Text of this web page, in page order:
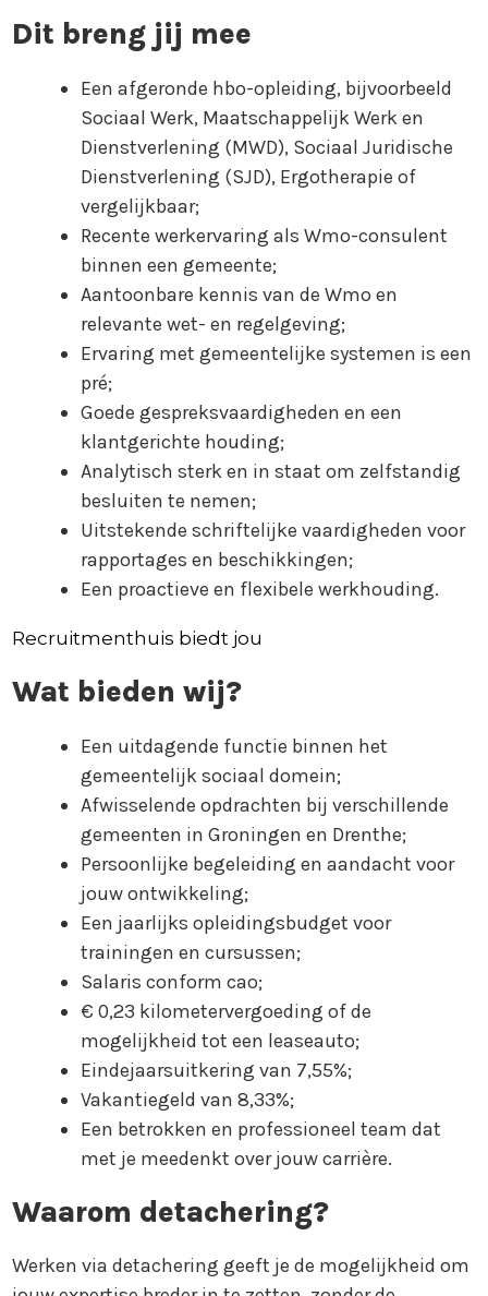
Dit breng jij mee
Een afgeronde hbo-opleiding, bijvoorbeeld
Sociaal Werk, Maatschappelijk Werk en
Dienstverlening (MWD), Sociaal Juridische
Dienstverlening (SJD), Ergotherapie of
vergelijkbaar;
Recente werkervaring als Wmo-consulent
binnen een gemeente;
Aantoonbare kennis van de Wmo en
relevante wet- en regelgeving;
Ervaring met gemeentelijke systemen is een
pré;
Goede gespreksvaardigheden en een
klantgerichte houding;
Analytisch sterk en in staat om zelfstandig
besluiten te nemen;
Uitstekende schriftelijke vaardigheden voor
rapportages en beschikkingen;
Een proactieve en flexibele werkhouding.
Recruitmenthuis biedt jou
Wat bieden wij?
Een uitdagende functie binnen het
gemeentelijk sociaal domein;
Afwisselende opdrachten bij verschillende
gemeenten in Groningen en Drenthe;
Persoonlijke begeleiding en aandacht voor
jouw ontwikkeling;
Een jaarlijks opleidingsbudget voor
trainingen en cursussen;
Salaris conform cao;
€ 0,23 kilometervergoeding of de
mogelijkheid tot een leaseauto;
Eindejaarsuitkering van 7,55%;
Vakantiegeld van 8,33%;
Een betrokken en professioneel team dat
met je meedenkt over jouw carrière.
Waarom detachering?
Werken via detachering geeft je de mogelijkheid om